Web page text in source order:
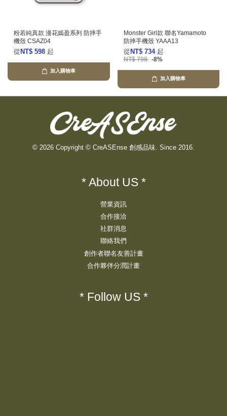
粉若純真款 漫花嫣盈系列 防摔手
機殼 CSAZ04
從 NT$ 598 起
加入購物車
Monster Girl款 聯名Yamamoto
防摔手機殼 YAAA13
從 NT$ 734 起
NT$ 798 -8%
加入購物車
© 2026 Copyright © CreASEnse 創感品味. Since 2016.
* About US *
營業資訊
合作接洽
社群消息
聯絡我們
創作者聯名友善計畫
合作夥伴分潤計畫
* Follow US *